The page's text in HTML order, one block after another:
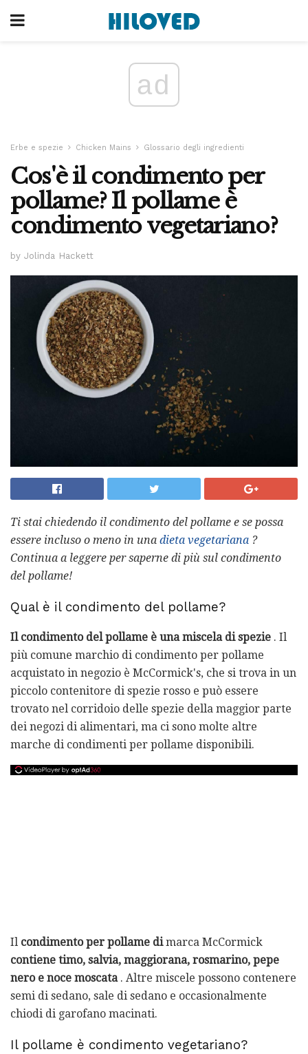
ad
Erbe e spezie Chicken Mains Glossario degli ingredienti
Cos'è il condimento per
pollame? Il pollame è
condimento vegetariano?
by Jolinda Hackett
Ti stai chiedendo il condimento del pollame e se possa
essere incluso o meno in una dieta vegetariana ?
Continua a leggere per saperne di più sul condimento
del pollame!
Qual è il condimento del pollame?
Il condimento del pollame è una miscela di spezie . Il
più comune marchio di condimento per pollame
acquistato in negozio è McCormick's, che si trova in un
piccolo contenitore di spezie rosso e può essere
trovato nel corridoio delle spezie della maggior parte
dei negozi di alimentari, ma ci sono molte altre
marche di condimenti per pollame disponibili.
Il condimento per pollame dimarca McCormick
contiene timo, salvia, maggiorana, rosmarino, pepe
nero e noce moscata. Altre miscele possono contenere
semi di sedano, sale di sedano e occasionalmente
chiodi di garofano macinati.
Il pollame è condimento vegetariano?